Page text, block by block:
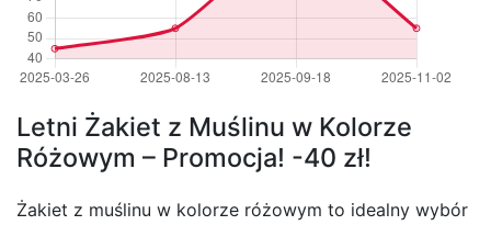
Letni Żakiet z Muślinu w Kolorze
Różowym – Promocja! -40 zł!
Żakiet z muślinu w kolorze różowym to idealny wybór